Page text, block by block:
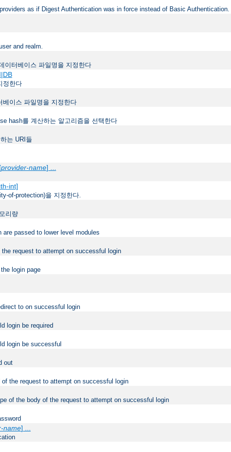
as if Digest Authentication was in force instead of Basic Authentication.
and realm.
이터베이스 파일명을 지정한다
정한다
베이스 파일명을 지정한다
hash를 계산하는 알고리즘을 선택한다
는 URI들
provider-name] ...
int]
of-protection)을 지정한다.
리량
passed to lower level modules
request to attempt on successful login
login page
to on successful login
login be required
login be successful
out
the request to attempt on successful login
of the body of the request to attempt on successful login
name] ...